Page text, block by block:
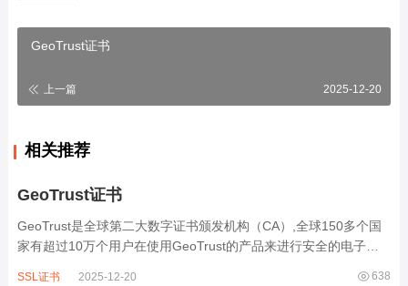
GeoTrust证书
上一篇 2025-12-20
相关推荐
GeoTrust证书
GeoTrust是全球第二大数字证书颁发机构（CA）,全球150多个国
家有超过10万个用户在使用GeoTrust的产品来进行安全的电子交
638
SSL证书 2025-12-20